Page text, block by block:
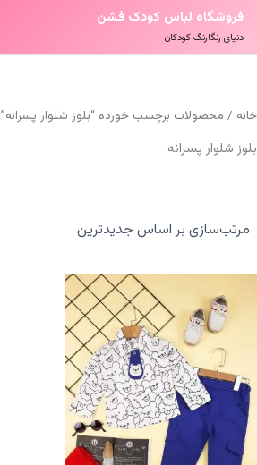
فروشگاه لباس کودک فشن
دنیای رنگارنگ کودکان
خانه / محصولات برچسب خورده “بلوز شلوار پسرانه”
بلوز شلوار پسرانه